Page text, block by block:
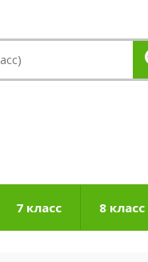
7 класс 8 класс